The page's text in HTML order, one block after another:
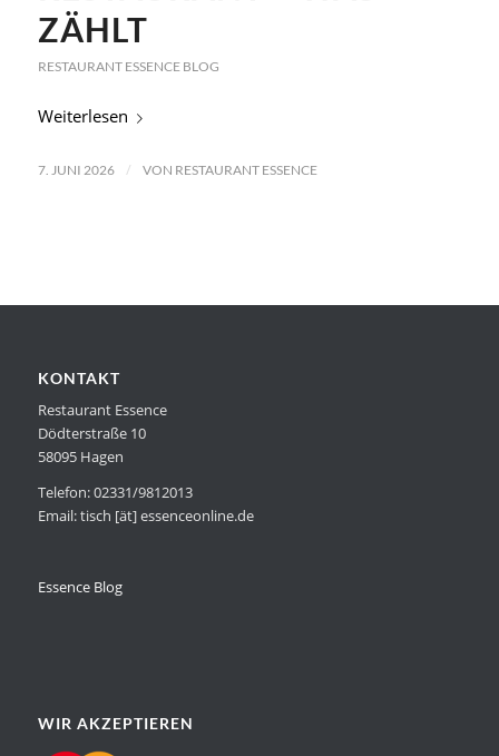
ZÄHLT
RESTAURANT ESSENCE BLOG
Weiterlesen
7. JUNI 2026 / VON RESTAURANT ESSENCE
KONTAKT
Restaurant Essence
Dödterstraße 10
58095 Hagen
Telefon: 02331/9812013
Email: tisch [ät] essenceonline.de
Essence Blog
WIR AKZEPTIEREN